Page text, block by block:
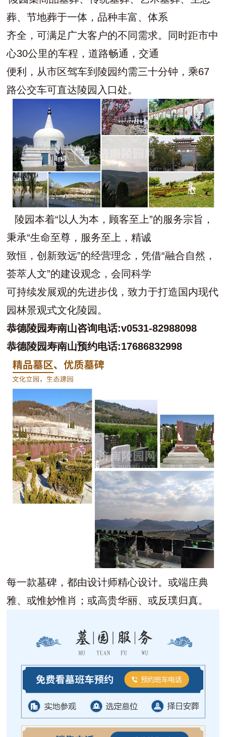
葬、节地葬于一体，品种丰富、体系
齐全，可满足广大客户的不同需求。同时距市中
心30公里的车程，道路畅通，交通
便利，从市区驾车到陵园约需三十分钟，乘67
路公交车可直达陵园入口处。
陵园本着“以人为本，顾客至上”的服务宗旨，
秉承“生命至尊，服务至上，精诚
致恒，创新致远”的经营理念，凭借“融合自然，
荟萃人文”的建设观念，会同科学
可持续发展观的先进步伐，致力于打造国内现代
园林景观式文化陵园。
恭德陵园寿南山咨询电话:v0531-82988098
恭德陵园寿南山预约电话:17686832998
每一款墓碑，都由设计师精心设计。或端庄典
雅、或惟妙惟肖；或高贵华丽、或反璞归真。